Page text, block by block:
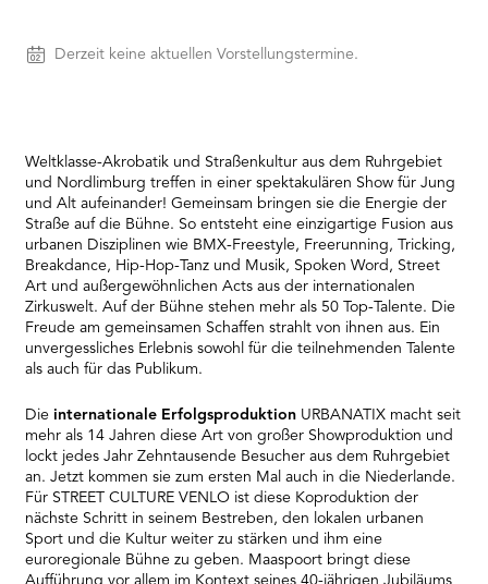
Vorstellungen
Derzeit keine aktuellen Vorstellungstermine.
Weltklasse-Akrobatik und Straßenkultur aus dem Ruhrgebiet
und Nordlimburg treffen in einer spektakulären Show für Jung
und Alt aufeinander! Gemeinsam bringen sie die Energie der
Straße auf die Bühne. So entsteht eine einzigartige Fusion aus
urbanen Disziplinen wie BMX-Freestyle, Freerunning, Tricking,
Breakdance, Hip-Hop-Tanz und Musik, Spoken Word, Street
Art und außergewöhnlichen Acts aus der internationalen
Zirkuswelt. Auf der Bühne stehen mehr als 50 Top-Talente. Die
Freude am gemeinsamen Schaffen strahlt von ihnen aus. Ein
unvergessliches Erlebnis sowohl für die teilnehmenden Talente
als auch für das Publikum.
Die internationale Erfolgsproduktion URBANATIX macht seit
mehr als 14 Jahren diese Art von großer Showproduktion und
lockt jedes Jahr Zehntausende Besucher aus dem Ruhrgebiet
an. Jetzt kommen sie zum ersten Mal auch in die Niederlande.
Für STREET CULTURE VENLO ist diese Koproduktion der
nächste Schritt in seinem Bestreben, den lokalen urbanen
Sport und die Kultur weiter zu stärken und ihm eine
euroregionale Bühne zu geben. Maaspoort bringt diese